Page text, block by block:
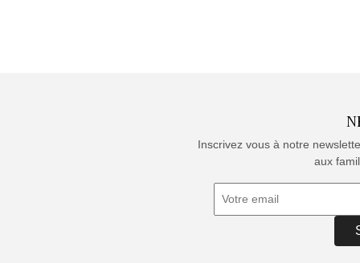
Inscrivez vous à notre
aux